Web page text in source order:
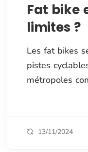
Fat bike
limites ?
Les fat bikes
pistes
métropoles
13/11/2024